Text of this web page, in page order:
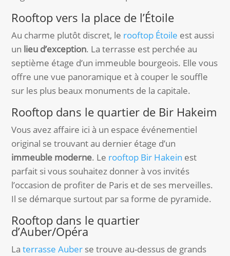
Rooftop vers la place de l’Étoile
Au charme plutôt discret, le rooftop Étoile est aussi
un lieu d’exception. La terrasse est perchée au
septième étage d’un immeuble bourgeois. Elle vous
offre une vue panoramique et à couper le souffle
sur les plus beaux monuments de la capitale.
Rooftop dans le quartier de Bir Hakeim
Vous avez affaire ici à un espace événementiel
original se trouvant au dernier étage d’un
immeuble moderne. Le rooftop Bir Hakein est
parfait si vous souhaitez donner à vos invités
l’occasion de profiter de Paris et de ses merveilles.
Il se démarque surtout par sa forme de pyramide.
Rooftop dans le quartier
d’Auber/Opéra
Laterrasse Auber se trouve au-dessus de grands